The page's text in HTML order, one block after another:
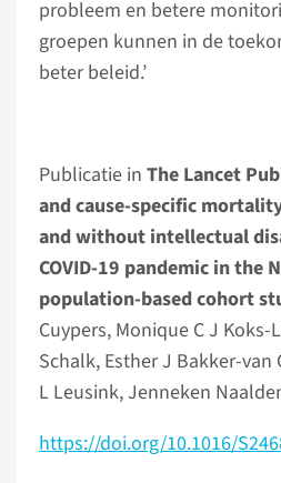
probleem en betere
groepen kunnen in de
beter beleid.’
Publicatie in The Lancet
and cause-specific
and without intellectual
COVID-19 pandemic in the
population-based cohort
Cuypers, Monique C J Koks-
Schalk, Esther J Bakker-van
L Leusink, Jenneken
https://doi.org/10.1016/